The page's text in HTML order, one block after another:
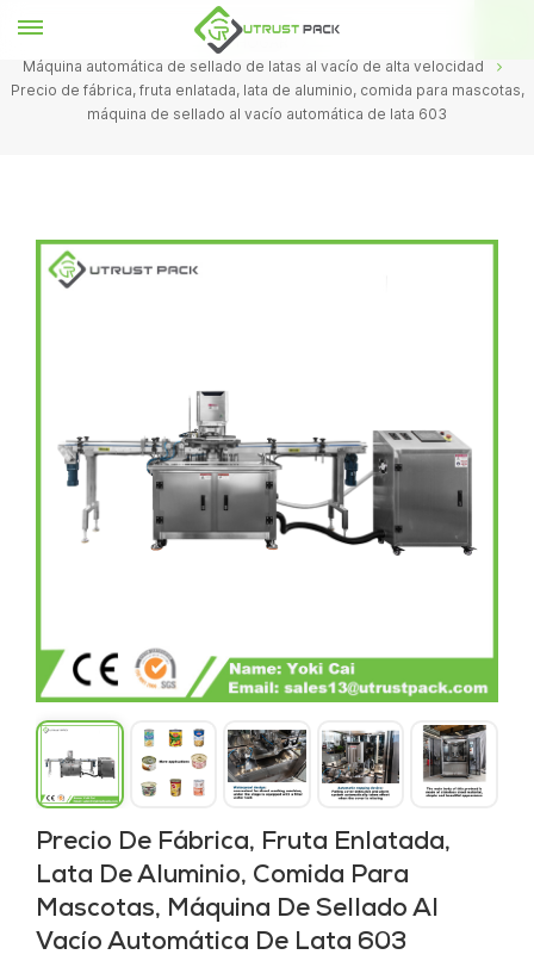
HOGAR
Máquina automática de sellado de latas al vacío de alta velocidad
Precio de fábrica, fruta enlatada, lata de aluminio, comida para mascotas,
máquina de sellado al vacío automática de lata 603
Precio De Fábrica, Fruta Enlatada,
Lata De Aluminio, Comida Para
Mascotas, Máquina De Sellado Al
Vacío Automática De Lata 603